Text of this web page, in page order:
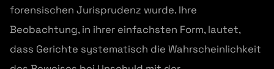
forensischen Jurisprudenz wurde. Ihre
Beobachtung, in ihrer einfachsten Form, lautet,
dass Gerichte systematisch die Wahrscheinlichkeit